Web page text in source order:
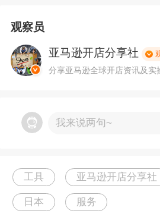
卖家将商品发送至日本亚马
务。高效准确，又能辅助卖家
观察员
亚马逊开店分享社
分享亚马逊全球开店资讯及实
我来说两句~
工具 亚马逊开店分享社
日本 服务